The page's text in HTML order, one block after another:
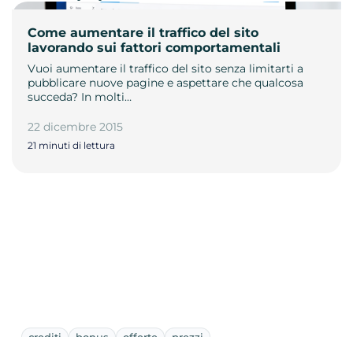
Come aumentare il traffico del sito
lavorando sui fattori comportamentali
Vuoi aumentare il traffico del sito senza limitarti a
pubblicare nuove pagine e aspettare che qualcosa
succeda? In molti…
22 dicembre 2015
21 minuti di lettura